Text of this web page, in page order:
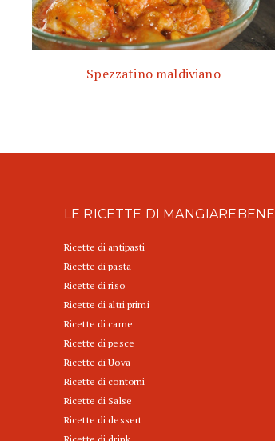
Spezzatino maldiviano
LE RICETTE DI MANGIAREBENE
Ricette di antipasti
Ricette di pasta
Ricette di riso
Ricette di altri primi
Ricette di carne
Ricette di pesce
Ricette di Uova
Ricette di contorni
Ricette di Salse
Ricette di dessert